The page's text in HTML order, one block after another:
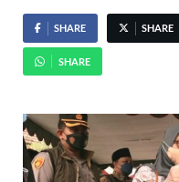
SHARE SHARE
SHARE